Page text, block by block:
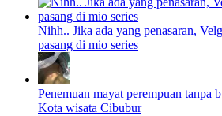
Nihh.. Jika ada yang penasaran,
pasang di mio series
Penemuan mayat perempuan tanpa
Kota wisata Cibubur